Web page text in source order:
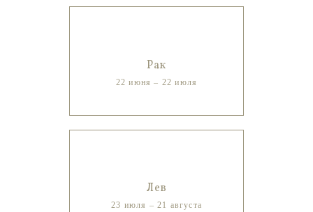
Рак
22 июня – 22 июля
Лев
23 июля – 21 августа